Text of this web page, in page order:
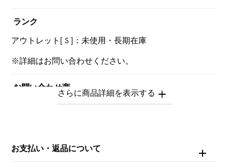
ランク
アウトレット[ S ]：未使用・長期在庫
※詳細はお問い合わせください。
お問い合わせ商
商品名
アヴェニュー スクエアード
お支払い・返品について